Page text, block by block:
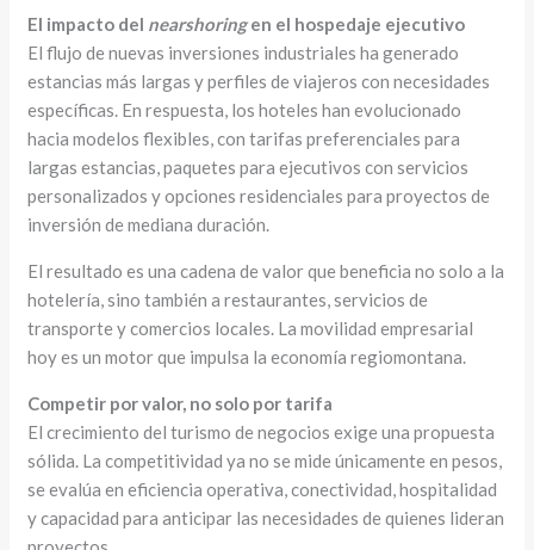
El impacto del nearshoringen el hospedaje ejecutivo
El flujo de nuevas inversiones industriales ha generado
estancias más largas y perfiles de viajeros con necesidades
específicas. En respuesta, los hoteles han evolucionado
hacia modelos flexibles, con tarifas preferenciales para
largas estancias, paquetes para ejecutivos con servicios
personalizados y opciones residenciales para proyectos de
inversión de mediana duración.
El resultado es una cadena de valor que beneficia no solo a la
hotelería, sino también a restaurantes, servicios de
transporte y comercios locales. La movilidad empresarial
hoy es un motor que impulsa la economía regiomontana.
Competir por valor, no solo por tarifa
El crecimiento del turismo de negocios exige una propuesta
sólida. La competitividad ya no se mide únicamente en pesos,
se evalúa en eficiencia operativa, conectividad, hospitalidad
y capacidad para anticipar las necesidades de quienes lideran